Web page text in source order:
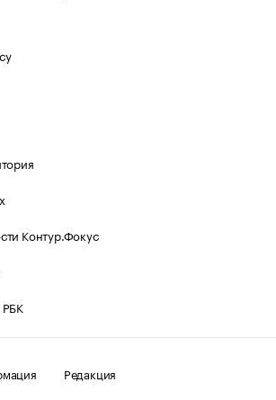
Контур.Фокус
РБК
Редакция